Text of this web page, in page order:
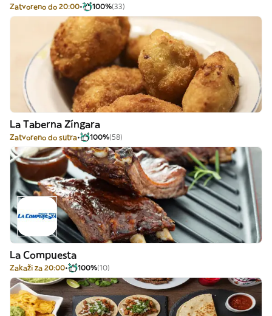
Zatvoreno do 20:00 100%(33)
La Taberna Zíngara
Zatvoreno do sutra 100%(58)
La Compuesta
Zakaži za 20:00 100%(10)